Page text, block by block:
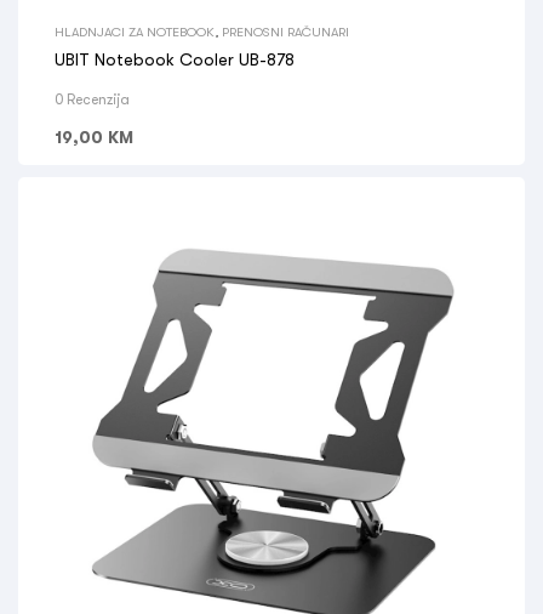
HLADNJACI ZA NOTEBOOK PRENOSNI RAČUNARI
UBIT Notebook Cooler UB-878
0 Recenzija
19,00 KM